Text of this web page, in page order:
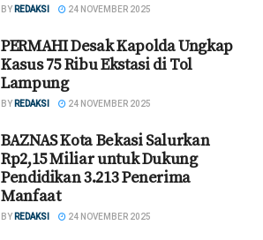
BY REDAKSI 24 NOVEMBER 2025
PERMAHI Desak Kapolda Ungkap
Kasus 75 Ribu Ekstasi di Tol
Lampung
BY REDAKSI 24 NOVEMBER 2025
BAZNAS Kota Bekasi Salurkan
Rp2,15 Miliar untuk Dukung
Pendidikan 3.213 Penerima
Manfaat ‎
BY REDAKSI 24 NOVEMBER 2025